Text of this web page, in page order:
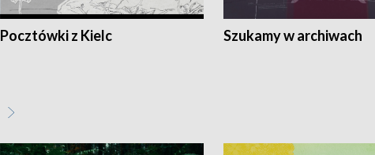
Pocztówki z Kielc Szukamy w archiwach